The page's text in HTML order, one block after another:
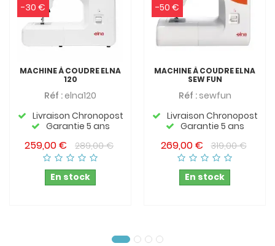
MACHINE À COUDRE ELNA
120
Réf : elna120
Livraison Chronopost
Garantie 5 ans
259,00 € 289,00 €
-30 €
En stock
MACHINE À COUDRE ELNA
SEW FUN
Réf :sewfun
Livraison Chronopost
Garantie 5 ans
269,00 € 319,00 €
-50 €
En stock